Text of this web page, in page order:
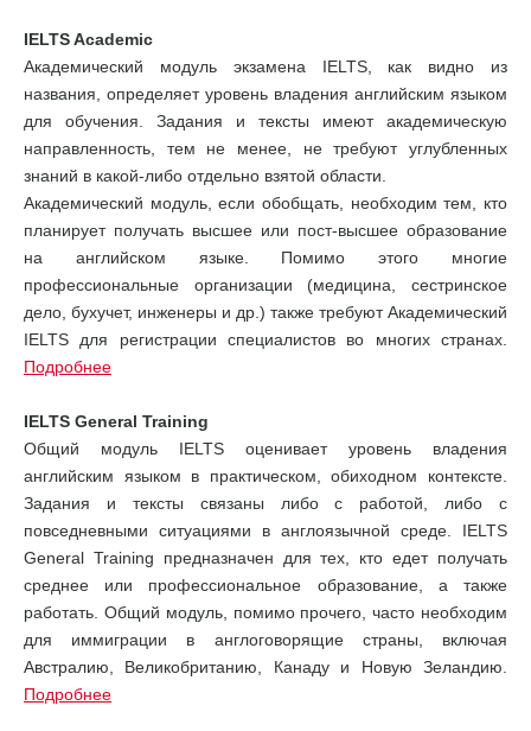
IELTS Academic
Академический модуль экзамена IELTS, как видно из
названия, определяет уровень владения английским языком
для обучения. Задания и тексты имеют академическую
направленность, тем не менее, не требуют углубленных
знаний в какой-либо отдельно взятой области.
Академический модуль, если обобщать, необходим тем, кто
планирует получать высшее или пост-высшее образование
на английском языке. Помимо этого многие
профессиональные организации (медицина, сестринское
дело, бухучет, инженеры и др.) также требуют Академический
IELTS для регистрации специалистов во многих странах.
Подробнее
IELTS General Training
Общий модуль IELTS оценивает уровень владения
английским языком в практическом, обиходном контексте.
Задания и тексты связаны либо с работой, либо с
повседневными ситуациями в англоязычной среде. IELTS
General Training предназначен для тех, кто едет получать
среднее или профессиональное образование, а также
работать. Общий модуль, помимо прочего, часто необходим
для иммиграции в англоговорящие страны, включая
Австралию, Великобританию, Канаду и Новую Зеландию.
Подробнее